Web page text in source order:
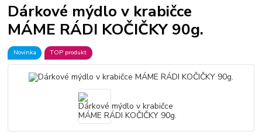
Dárkové mýdlo v krabičce
MÁME RÁDI KOČIČKY 90g.
Novinka TOP produkt